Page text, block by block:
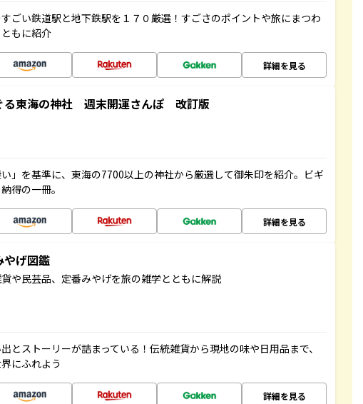
ごい鉄道駅と地下鉄駅を１７０厳選！すごさのポイントや旅にまつわ
もに紹介
詳細を見る
る東海の神社 週末開運さんぽ 改訂版
い」を基準に、東海の7700以上の神社から厳選して御朱印を紹介。ビギ
得の一冊。
詳細を見る
げ図鑑
や民芸品、定番みやげを旅の雑学とともに解説
とストーリーが詰まっている！伝統雑貨から現地の味や日用品まで、
にふれよう
詳細を見る